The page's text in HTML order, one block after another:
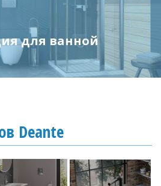
для ванной
Deante